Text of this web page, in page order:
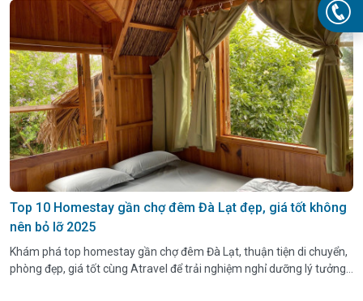
Top 10 Homestay gần chợ đêm Đà Lạt đẹp, giá tốt không
nên bỏ lỡ 2025
Khám phá top homestay gần chợ đêm Đà Lạt, thuận tiện di chuyển,
phòng đẹp, giá tốt cùng Atravel để trải nghiệm nghỉ dưỡng lý tưởng